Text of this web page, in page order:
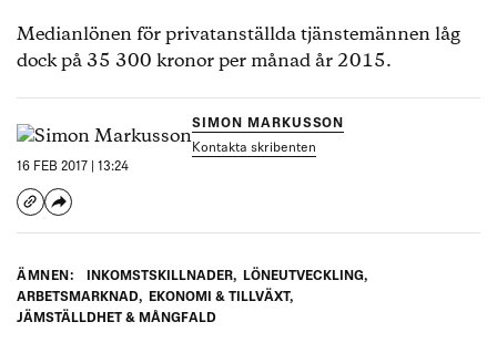
Medianlönen för privatanställda tjänstemännen låg
dock på 35 300 kronor per månad år 2015.
SIMON MARKUSSON
Kontakta skribenten
16 FEB 2017 | 13:24
ÄMNEN: INKOMSTSKILLNADER, LÖNEUTVECKLING,
ARBETSMARKNAD, EKONOMI & TILLVÄXT,
JÄMSTÄLLDHET & MÅNGFALD